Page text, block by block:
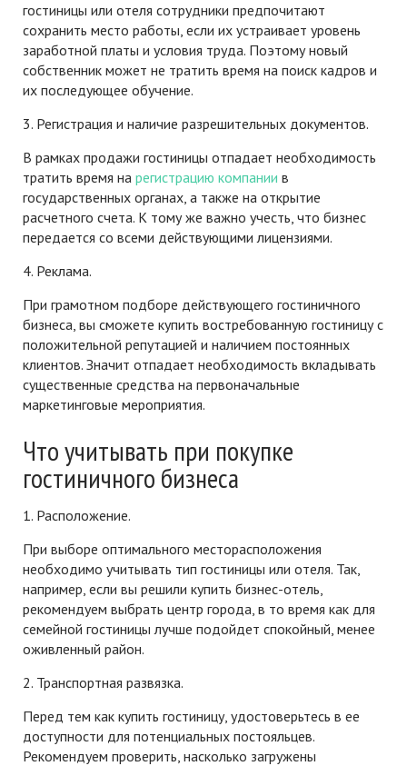
гостиницы или отеля сотрудники предпочитают
сохранить место работы, если их устраивает уровень
заработной платы и условия труда. Поэтому новый
собственник может не тратить время на поиск кадров и
их последующее обучение.
3. Регистрация и наличие разрешительных документов.
В рамках продажи гостиницы отпадает необходимость
тратить время на регистрацию компании в
государственных органах, а также на открытие
расчетного счета. К тому же важно учесть, что бизнес
передается со всеми действующими лицензиями.
4. Реклама.
При грамотном подборе действующего гостиничного
бизнеса, вы сможете купить востребованную гостиницу с
положительной репутацией и наличием постоянных
клиентов. Значит отпадает необходимость вкладывать
существенные средства на первоначальные
маркетинговые мероприятия.
Что учитывать при покупке
гостиничного бизнеса
1. Расположение.
При выборе оптимального месторасположения
необходимо учитывать тип гостиницы или отеля. Так,
например, если вы решили купить бизнес-отель,
рекомендуем выбрать центр города, в то время как для
семейной гостиницы лучше подойдет спокойный, менее
оживленный район.
2. Транспортная развязка.
Перед тем как купить гостиницу, удостоверьтесь в ее
доступности для потенциальных постояльцев.
Рекомендуем проверить, насколько загружены